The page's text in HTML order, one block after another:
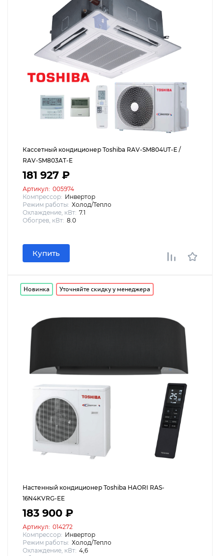
Кассетный кондиционер Toshiba RAV-SM804UT-E /
RAV-SM803AT-E
181 927 ₽
Артикул: 005974
Компрессор: Инвертор
Режим работы: Холод/Тепло
Охлаждение, кВт: 7.1
Обогрев, кВт: 8.0
Купить
Новинка Уточняйте скидку у менеджера
Настенный кондиционер Toshiba HAORI RAS-
16N4KVRG-EE
183 900 ₽
Артикул: 014272
Компрессор: Инвертор
Режим работы: Холод/Тепло
Охлаждение, кВт: 4,6